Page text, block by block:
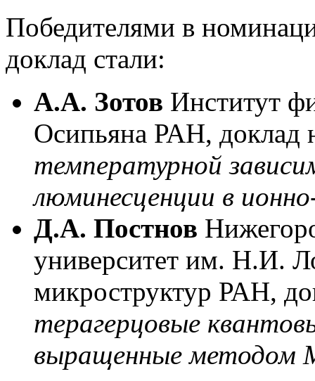
Победителями в
доклад стали:
А.А. Зотов Институт
Осипьяна РАН, доклад
температурной
люминесценции в
Д.А. Постнов
университет им. Н.И.
микроструктур РАН,
терагерцовые
выращенные методом